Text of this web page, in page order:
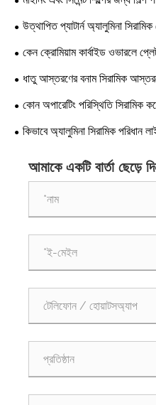
উত্থাপিত প্যাটার্ন অ্যালুমিনা
প্রতিরোধী সরঞ্জাম থেকে একটি ব্যবহারিক
কেন ক্রোমিয়াম কার্বাইড ওভারলে
পরিধান-প্রতিরোধী?
ধাতু আস্তরণের বনাম সিরামিক
পরিষেবা জীবন অফার করে?
কোন অপারেটিং পরিস্থিতি সিরামিক
ব্যবহারের জন্য উপযুক্ত নয়?
কিভাবে অ্যালুমিনা সিরামিক পরিধান
আমাকে একটি বার্তা ছেড়ে